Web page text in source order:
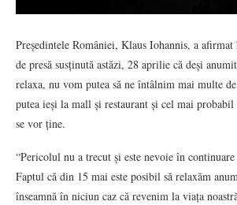
Președintele României, Klaus Iohannis, a
de presă susținută astăzi, 28 aprilie că deși
relaxa, nu vom putea să ne întâlnim mai multe
putea ieși la mall și restaurant și cel mai
se vor ține.
“Pericolul nu a trecut și este nevoie în
Faptul că din 15 mai este posibil să relaxăm
înseamnă în niciun caz că revenim la viața